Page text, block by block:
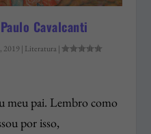
Cavalcanti
2019| Literatura |
meu pai. Lembro como
por isso,